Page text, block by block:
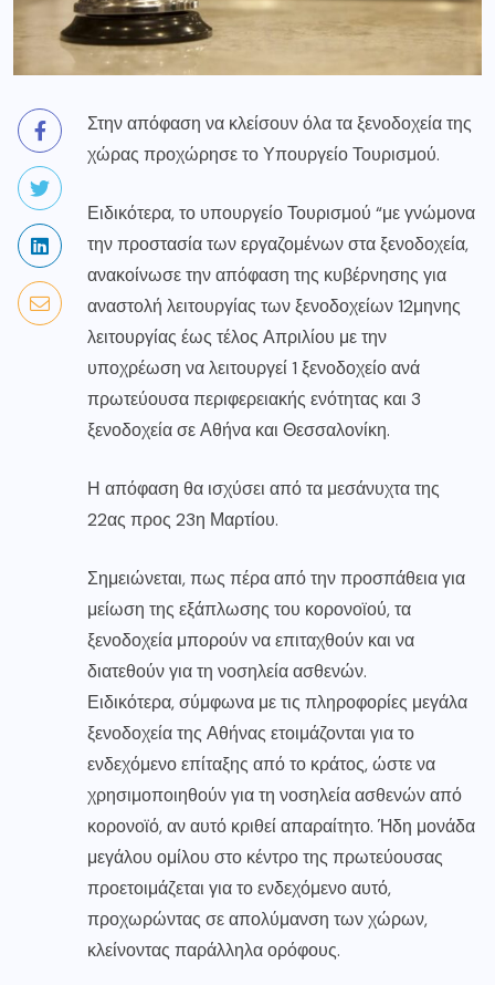
Στην απόφαση να κλείσουν όλα τα ξενοδοχεία της
χώρας προχώρησε το Υπουργείο Τουρισμού.
Ειδικότερα, το υπουργείο Τουρισμού “με γνώμονα
την προστασία των εργαζομένων στα ξενοδοχεία,
ανακοίνωσε την απόφαση της κυβέρνησης για
αναστολή λειτουργίας των ξενοδοχείων 12μηνης
λειτουργίας έως τέλος Απριλίου με την
υποχρέωση να λειτουργεί 1 ξενοδοχείο ανά
πρωτεύουσα περιφερειακής ενότητας και 3
ξενοδοχεία σε Αθήνα και Θεσσαλονίκη.
Η απόφαση θα ισχύσει από τα μεσάνυχτα της
22ας προς 23η Μαρτίου.
Σημειώνεται, πως πέρα από την προσπάθεια για
μείωση της εξάπλωσης του κορονοϊού, τα
ξενοδοχεία μπορούν να επιταχθούν και να
διατεθούν για τη νοσηλεία ασθενών.
Ειδικότερα, σύμφωνα με τις πληροφορίες μεγάλα
ξενοδοχεία της Αθήνας ετοιμάζονται για το
ενδεχόμενο επίταξης από το κράτος, ώστε να
χρησιμοποιηθούν για τη νοσηλεία ασθενών από
κορονοϊό, αν αυτό κριθεί απαραίτητο. Ήδη μονάδα
μεγάλου ομίλου στο κέντρο της πρωτεύουσας
προετοιμάζεται για το ενδεχόμενο αυτό,
προχωρώντας σε απολύμανση των χώρων,
κλείνοντας παράλληλα ορόφους.